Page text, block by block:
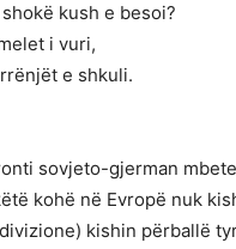
kush e besoi?
i vuri,
e shkuli.
sovjeto-gjerman
kohë në Evropë nuk
kishin përballë